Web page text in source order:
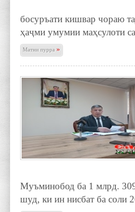
босуръати кишвар чораю
ҳаҷми умумии маҳсулоти
Матни пурра»
Муъминобод ба 1 млрд.
шуд, ки ин нисбат ба соли